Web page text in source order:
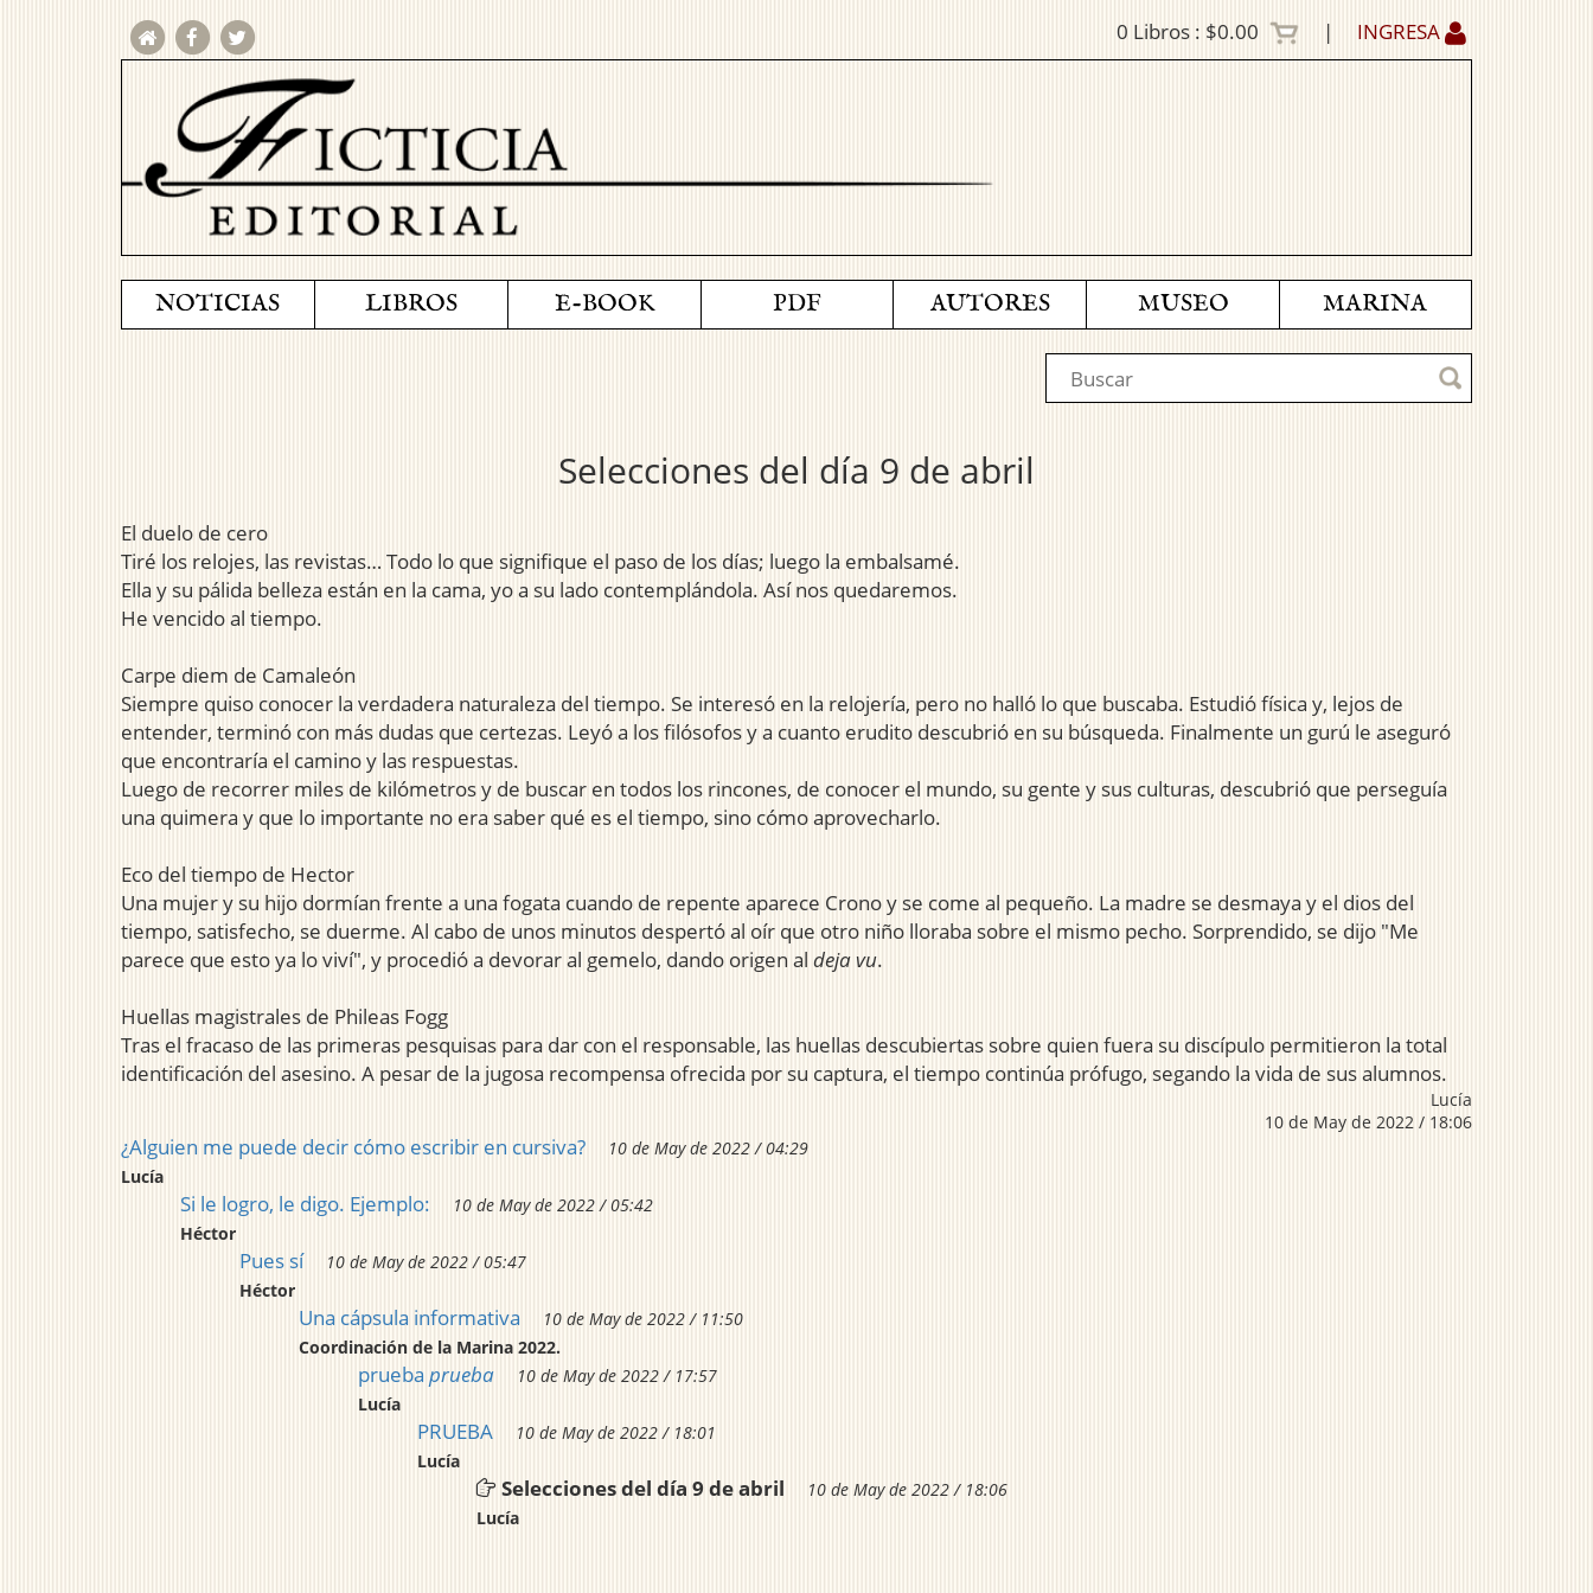
0 Libros : $0.00 | INGRESA
NOTICIAS LIBROS E-BOOK PDF AUTORES MUSEO MARINA
Selecciones del día 9 de abril
El duelo de cero
Tiré los relojes, las revistas… Todo lo que signifique el paso de los días; luego la embalsamé.
Ella y su pálida belleza están en la cama, yo a su lado contemplándola. Así nos quedaremos.
He vencido al tiempo.
Carpe diem de Camaleón
Siempre quiso conocer la verdadera naturaleza del tiempo. Se interesó en la relojería, pero no halló lo que buscaba. Estudió física y, lejos de
entender, terminó con más dudas que certezas. Leyó a los filósofos y a cuanto erudito descubrió en su búsqueda. Finalmente un gurú le aseguró
que encontraría el camino y las respuestas.
Luego de recorrer miles de kilómetros y de buscar en todos los rincones, de conocer el mundo, su gente y sus culturas, descubrió que perseguía
una quimera y que lo importante no era saber qué es el tiempo, sino cómo aprovecharlo.
Eco del tiempo de Hector
Una mujer y su hijo dormían frente a una fogata cuando de repente aparece Crono y se come al pequeño. La madre se desmaya y el dios del
tiempo, satisfecho, se duerme. Al cabo de unos minutos despertó al oír que otro niño lloraba sobre el mismo pecho. Sorprendido, se dijo "Me
parece que esto ya lo viví", y procedió a devorar al gemelo, dando origen al deja vu.
Huellas magistrales de Phileas Fogg
Tras el fracaso de las primeras pesquisas para dar con el responsable, las huellas descubiertas sobre quien fuera su discípulo permitieron la total
identificación del asesino. A pesar de la jugosa recompensa ofrecida por su captura, el tiempo continúa prófugo, segando la vida de sus alumnos.
Lucía
10 de May de 2022 / 18:06
¿Alguien me puede decir cómo escribir en cursiva?
10 de May de 2022 / 04:29
Lucía
Si le logro, le digo. Ejemplo:
10 de May de 2022 / 05:42
Héctor
Pues sí
10 de May de 2022 / 05:47
Héctor
Una cápsula informativa
10 de May de 2022 / 11:50
Coordinación de la Marina 2022.
prueba prueba
10 de May de 2022 / 17:57
Lucía
PRUEBA
10 de May de 2022 / 18:01
Lucía
Selecciones del día 9 de abril
10 de May de 2022 / 18:06
Lucía